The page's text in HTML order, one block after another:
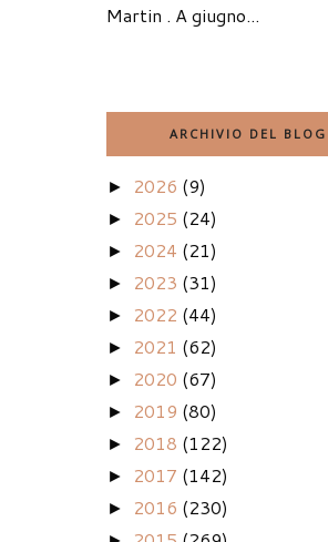
Martin . A giugno...
ARCHIVIO DEL BLOG
► 2026 (9)
► 2025 (24)
► 2024 (21)
► 2023 (31)
► 2022 (44)
► 2021 (62)
► 2020 (67)
► 2019 (80)
► 2018 (122)
► 2017 (142)
► 2016 (230)